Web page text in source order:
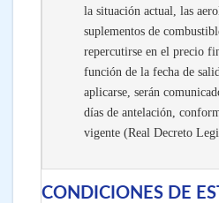
la situación actual, las
suplementos de
repercutirse en el precio
función de la fecha de
aplicarse, serán
días de antelación,
vigente (Real Decreto
CONDICIONES DE